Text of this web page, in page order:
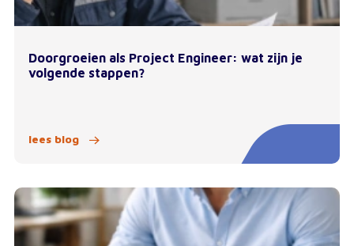
Doorgroeien als Project Engineer: wat zijn je
volgende stappen?
lees blog